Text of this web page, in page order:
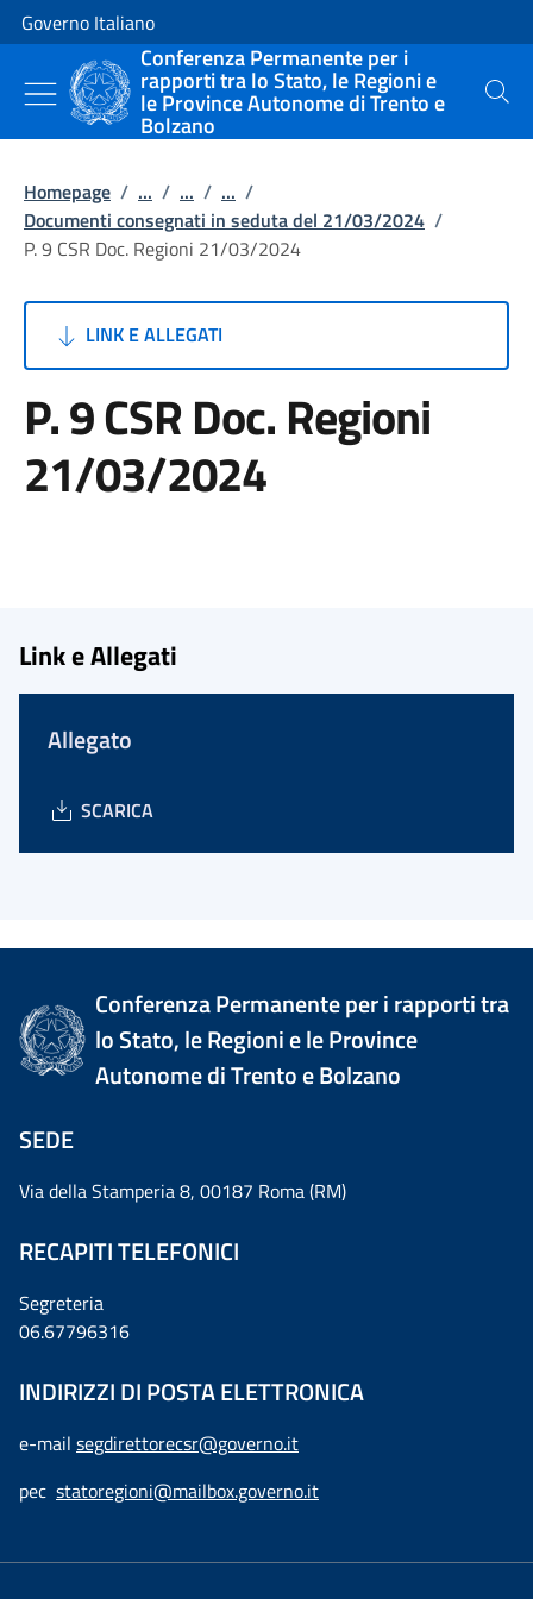
Vai al contenuto
Vai alla navigazione del sito
Governo Italiano
Conferenza Permanente per i
rapporti tra lo Stato, le Regioni e
le Province Autonome di Trento e
Bolzano
Cerca
Homepage / ... / ... / ... /
Documenti consegnati in seduta del 21/03/2024 /
P. 9 CSR Doc. Regioni 21/03/2024
LINK E ALLEGATI
P. 9 CSR Doc. Regioni
21/03/2024
Link e Allegati
Allegato
SCARICA
Conferenza Permanente per i rapporti tra
lo Stato, le Regioni e le Province
Autonome di Trento e Bolzano
SEDE
Via della Stamperia 8, 00187 Roma (RM)
RECAPITI TELEFONICI
Segreteria
06.67796316
INDIRIZZI DI POSTA ELETTRONICA
e-mail segdirettorecsr@governo.it
pec statoregioni@mailbox.governo.it